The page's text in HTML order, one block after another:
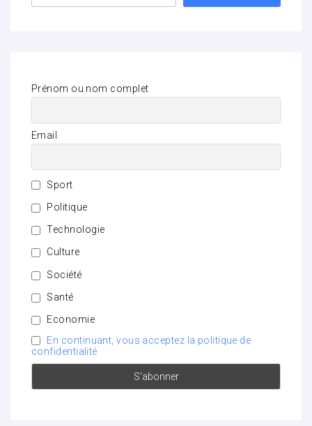
Prénom ou nom complet
Email
Sport
Politique
Technologie
Culture
Société
Santé
Economie
En continuant, vous acceptez la politique de
confidentialité